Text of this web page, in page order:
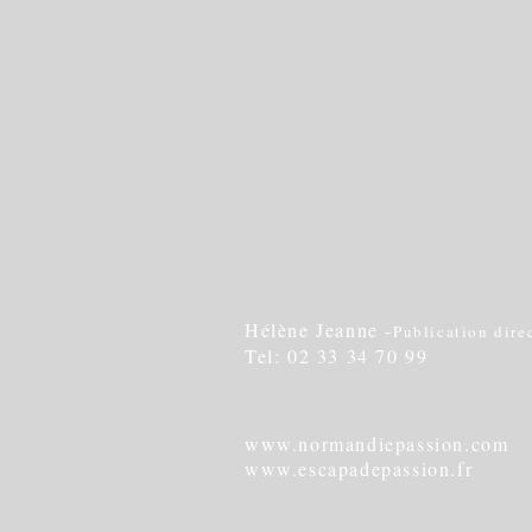
Hélène Jeanne - Publication
Tel: 02 33 34 70 99
www.normandiepassion.com
www.escapadepassion.fr